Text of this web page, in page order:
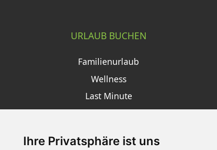
Ihre Privatsphäre ist uns
URLAUB BUCHEN
Familienurlaub
Wellness
Last Minute
SCHNEEHÖHEN SKI APP